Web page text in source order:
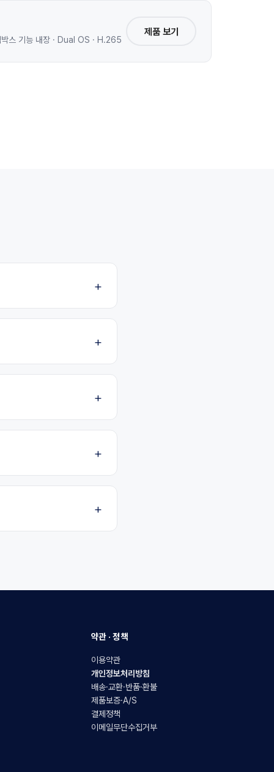
스 기능 내장 · Dual OS · H.265
제품 보기
약관 · 정책
이용약관
개인정보처리방침
배송·교환·반품·환불
제품보증·A/S
결제정책
이메일무단수집거부